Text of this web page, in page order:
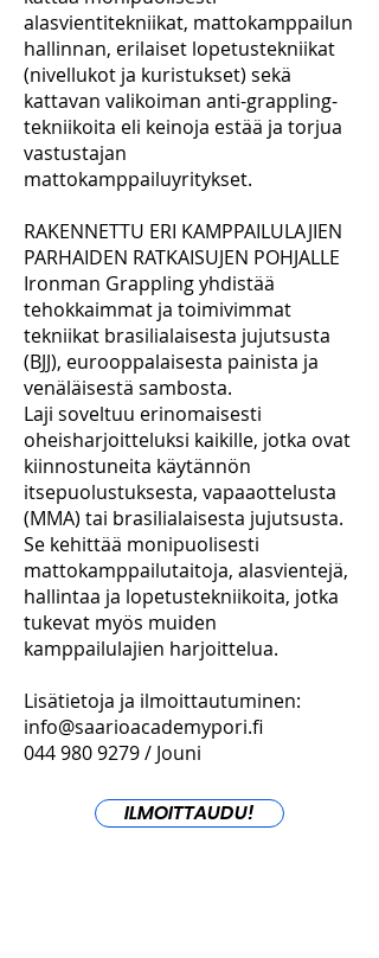
alasvientitekniikat, mattokamppailun
hallinnan, erilaiset lopetustekniikat
(nivellukot ja kuristukset) sekä
kattavan valikoiman anti-grappling-
tekniikoita eli keinoja estää ja torjua
vastustajan
mattokamppailuyritykset.
RAKENNETTU ERI KAMPPAILULAJIEN
PARHAIDEN RATKAISUJEN POHJALLE
Ironman Grappling yhdistää
tehokkaimmat ja toimivimmat
tekniikat brasilialaisesta jujutsusta
(BJJ), eurooppalaisesta painista ja
venäläisestä sambosta.
Laji soveltuu erinomaisesti
oheisharjoitteluksi kaikille, jotka ovat
kiinnostuneita käytännön
itsepuolustuksesta, vapaaottelusta
(MMA) tai brasilialaisesta jujutsusta.
Se kehittää monipuolisesti
mattokamppailutaitoja, alasvientejä,
hallintaa ja lopetustekniikoita, jotka
tukevat myös muiden
kamppailulajien harjoittelua.
Lisätietoja ja ilmoittautuminen:
info@saarioacademypori.fi
044 980 9279/ Jouni
ILMOITTAUDU!